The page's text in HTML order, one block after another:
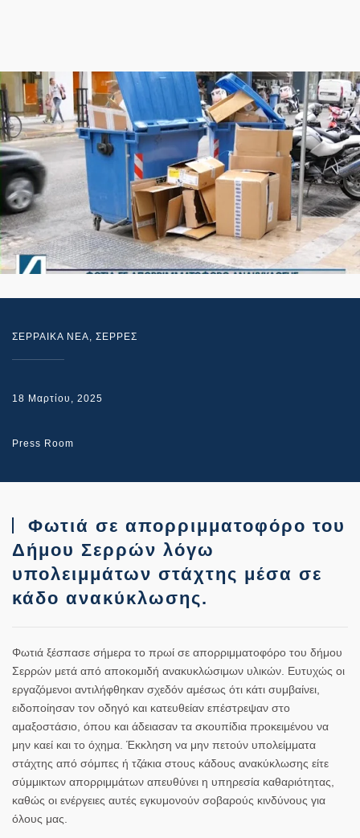
ΣΕΡΡΑΙΚΑ ΝΕΑ, ΣΕΡΡΕΣ
18 Μαρτίου, 2025
Press Room
Φωτιά σε απορριμματοφόρο του
Δήμου Σερρών λόγω
υπολειμμάτων στάχτης μέσα σε
κάδο ανακύκλωσης.
Φωτιά ξέσπασε σήμερα το πρωί σε απορριμματοφόρο του δήμου
Σερρών μετά από αποκομιδή ανακυκλώσιμων υλικών. Ευτυχώς οι
εργαζόμενοι αντιλήφθηκαν σχεδόν αμέσως ότι κάτι συμβαίνει,
ειδοποίησαν τον οδηγό και κατευθείαν επέστρεψαν στο
αμαξοστάσιο, όπου και άδειασαν τα σκουπίδια προκειμένου να
μην καεί και το όχημα. Έκκληση να μην πετούν υπολείμματα
στάχτης από σόμπες ή τζάκια στους κάδους ανακύκλωσης είτε
σύμμικτων απορριμμάτων απευθύνει η υπηρεσία καθαριότητας,
καθώς οι ενέργειες αυτές εγκυμονούν σοβαρούς κινδύνους για
όλους μας.